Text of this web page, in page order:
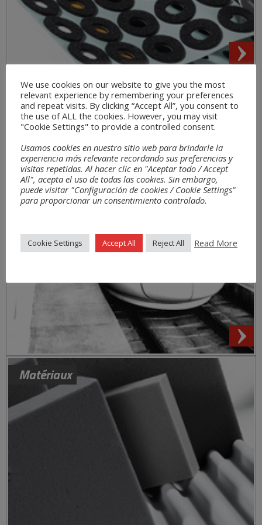
Secteurs
Matériaux
We use cookies on our website to give you the most
relevant experience by remembering your preferences
and repeat visits. By clicking “Accept All”, you consent to
the use of ALL the cookies. However, you may visit
"Cookie Settings" to provide a controlled consent.
Usamos cookies en nuestro sitio web para brindarle la
experiencia más relevante recordando sus preferencias y
visitas repetidas. Al hacer clic en "Aceptar todo / Accept
All", acepta el uso de todas las cookies. Sin embargo,
puede visitar "Configuración de cookies / Cookie Settings"
para proporcionar un consentimiento controlado.
Cookie Settings Accept All Reject All Read More